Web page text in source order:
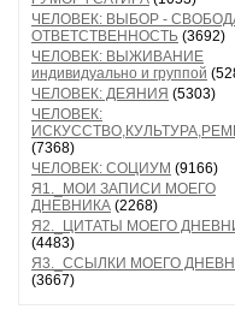
ЧЕЛОВЕК: ВЫБОР -
ОТВЕТСТВЕННОСТЬ (3692)
ЧЕЛОВЕК: ВЫЖИВАНИЕ
индивидуально и группой
ЧЕЛОВЕК: ДЕЯНИЯ (5303)
ЧЕЛОВЕК:
(7368)
ЧЕЛОВЕК: СОЦИУМ (9166)
Я1._МОИ ЗАПИСИ МОЕГО
ДНЕВНИКА (2268)
Я2._ЦИТАТЫ МОЕГО
(4483)
Я3._ССЫЛКИ МОЕГО
(3667)